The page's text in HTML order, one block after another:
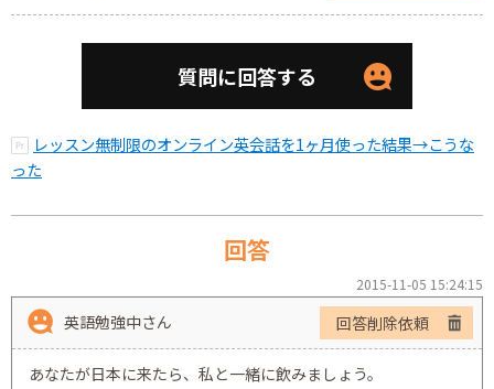
質問に回答する
レッスン無制限のオンライン英会話を1ヶ月使った結果→こうな
った
回答
2015-11-05 15:24:15
英語勉強中さん 回答削除依頼
あなたが日本に来たら、私と一緒に飲みましょう。